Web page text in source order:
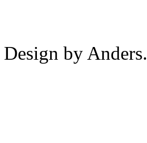
Design by Anders.